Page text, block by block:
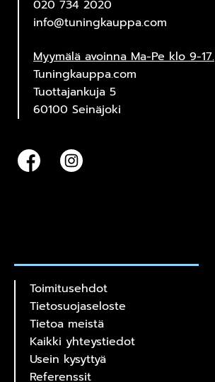
020 734 2020
info@tuningkauppa.com
Myymälä avoinna Ma-Pe klo 9-17.
Tuningkauppa.com
Tuottajankuja 5
60100 Seinäjoki
Toimitusehdot
Tietosuojaseloste
Tietoa meistä
Kaikki yhteystiedot
Usein kysyttyä
Referenssit